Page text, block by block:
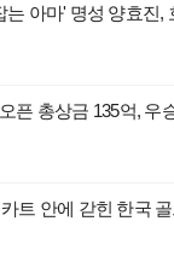
는 아마' 명성 양효진,
픈 총상금 135억, 우
트 안에 갇힌 한국